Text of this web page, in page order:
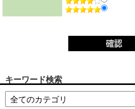
キーワード検索